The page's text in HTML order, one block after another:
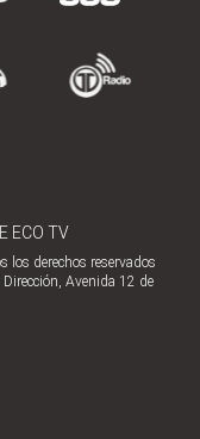
ECO TV
los derechos reservados
Avenida 12 de